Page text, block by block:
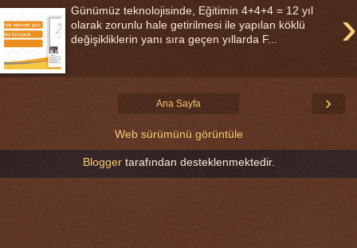
›
Günümüz teknolojisinde, Eğitimin 4+4+4 = 12 yıl
olarak zorunlu hale getirilmesi ile yapılan köklü
değişikliklerin yanı sıra geçen yıllarda F...
›
Ana Sayfa
Web sürümünü görüntüle
Bloggertarafından desteklenmektedir.